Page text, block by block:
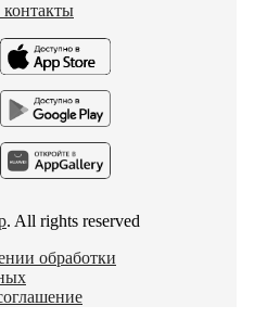
. All rights reserved
обработки